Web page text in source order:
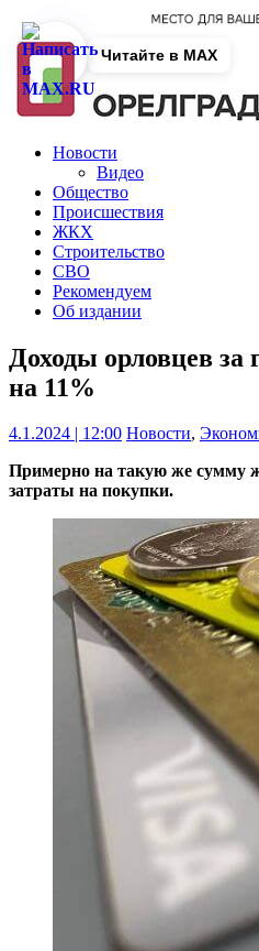
Новости
Видео
Общество
Происшествия
ЖКХ
Строительство
СВО
Рекомендуем
Об издании
Доходы орловцев за
на 11%
4.1.2024 | 12:00 Новости,
Примерно на такую же сумму
затраты на покупки.
Читайте в MAX